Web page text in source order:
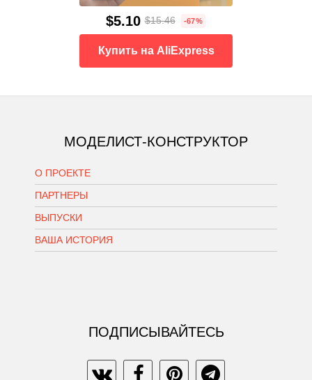
$5.10 $15.46 -67%
Купить на AliExpress
МОДЕЛИСТ-КОНСТРУКТОР
О ПРОЕКТЕ
ПАРТНЕРЫ
ВЫПУСКИ
ВАША ИСТОРИЯ
ПОДПИСЫВАЙТЕСЬ